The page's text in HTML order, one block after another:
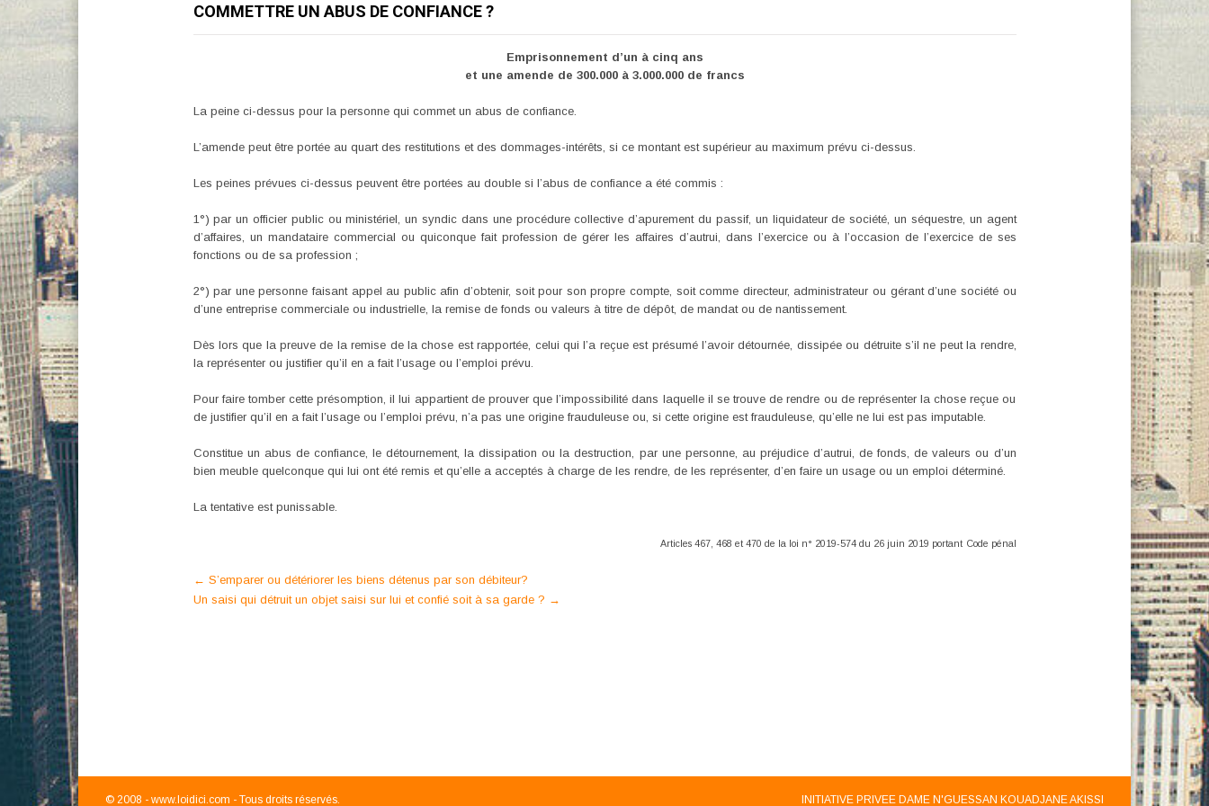
COMMETTRE UN ABUS DE CONFIANCE ?
Emprisonnement d’un à cinq ans
et une amende de 300.000 à 3.000.000 de francs
La peine ci-dessus pour la personne qui commet un abus de confiance.
L’amende peut être portée au quart des restitutions et des dommages-intérêts, si ce montant est supérieur au maximum prévu ci-dessus.
Les peines prévues ci-dessus peuvent être portées au double si l’abus de confiance a été commis :
1°) par un officier public ou ministériel, un syndic dans une procédure collective d’apurement du passif, un liquidateur de société, un séquestre, un agent
d’affaires, un mandataire commercial ou quiconque fait profession de gérer les affaires d’autrui, dans l’exercice ou à l’occasion de l’exercice de ses
fonctions ou de sa profession ;
2°) par une personne faisant appel au public afin d’obtenir, soit pour son propre compte, soit comme directeur, administrateur ou gérant d’une société ou
d’une entreprise commerciale ou industrielle, la remise de fonds ou valeurs à titre de dépôt, de mandat ou de nantissement.
Dès lors que la preuve de la remise de la chose est rapportée, celui qui l’a reçue est présumé l’avoir détournée, dissipée ou détruite s’il ne peut la rendre,
la représenter ou justifier qu’il en a fait l’usage ou l’emploi prévu.
Pour faire tomber cette présomption, il lui appartient de prouver que l’impossibilité dans laquelle il se trouve de rendre ou de représenter la chose reçue ou
de justifier qu’il en a fait l’usage ou l’emploi prévu, n’a pas une origine frauduleuse ou, si cette origine est frauduleuse, qu’elle ne lui est pas imputable.
Constitue un abus de confiance, le détournement, la dissipation ou la destruction, par une personne, au préjudice d’autrui, de fonds, de valeurs ou d’un
bien meuble quelconque qui lui ont été remis et qu’elle a acceptés à charge de les rendre, de les représenter, d’en faire un usage ou un emploi déterminé.
La tentative est punissable.
Articles 467, 468 et 470 de la loi n° 2019-574 du 26 juin 2019 portant Code pénal
Post
navigation
← S’emparer ou détériorer les biens détenus par son débiteur?
Un saisi qui détruit un objet saisi sur lui et confié soit à sa garde ? →
© 2008 - www.loidici.com - Tous droits réservés. INITIATIVE PRIVEE DAME N'GUESSAN KOUADJANE AKISSI